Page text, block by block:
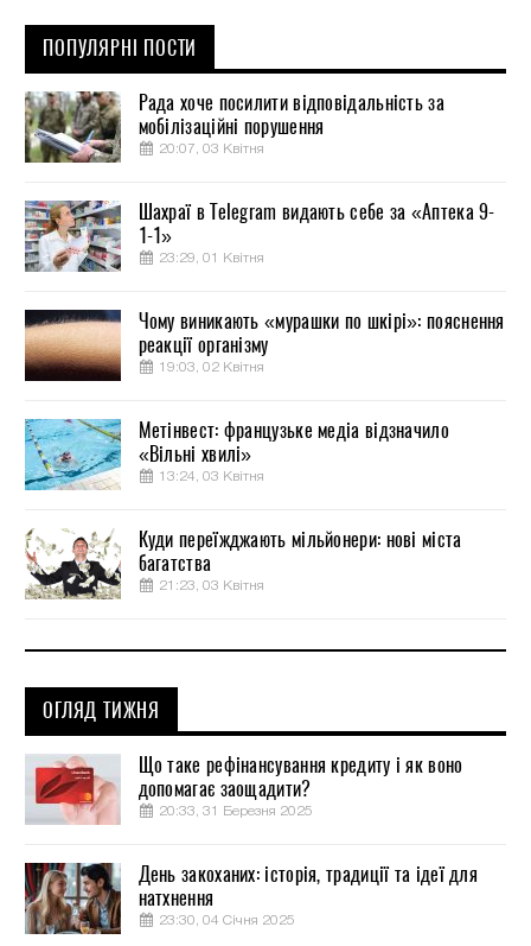
ПОПУЛЯРНІ ПОСТИ
Рада хоче посилити відповідальність за
мобілізаційні порушення
20:07, 03 Квітня
Шахраї в Telegram видають себе за «Аптека 9-
1-1»
23:29, 01 Квітня
Чому виникають «мурашки по шкірі»: пояснення
реакції організму
19:03, 02 Квітня
Метінвест: французьке медіа відзначило
«Вільні хвилі»
13:24, 03 Квітня
Куди переїжджають мільйонери: нові міста
багатства
21:23, 03 Квітня
ОГЛЯД ТИЖНЯ
Що таке рефінансування кредиту і як воно
допомагає заощадити?
20:33, 31 Березня 2025
День закоханих: історія, традиції та ідеї для
натхнення
23:30, 04 Січня 2025